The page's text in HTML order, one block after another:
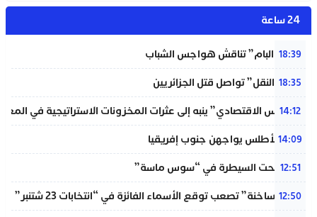
24 ساعة
18:39
شبيبة “البام” تناقش هواجس الشباب
18:35
“خردة النقل” تواصل قتل الجزائريين
14:12
“المجلس الاقتصادي” ينبه إلى عثرات المخزونات الاستراتيجية في
14:09
لبؤات الأطلس يواجهن جنوب إفريقيا
12:51
حريق تحت السيطرة في “سوس ماسة”
12:50
“دوائر ساخنة” تصعب توقع الأسماء الفائزة في “انتخابات 23 شتنبر”